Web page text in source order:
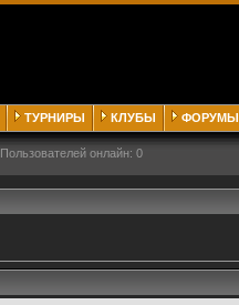
ТУРНИРЫ КЛУБЫ ФОРУМЫ
Пользователей онлайн: 0